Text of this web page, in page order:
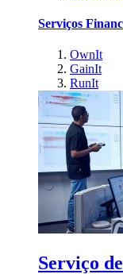
Serviços
OwnIt
GainIt
RunIt
Serviço